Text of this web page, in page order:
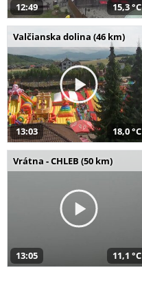
12:49 15,3 °C
Valčianska dolina (46 km)
13:03 18,0 °C
Vrátna - CHLEB (50 km)
13:05 11,1 °C